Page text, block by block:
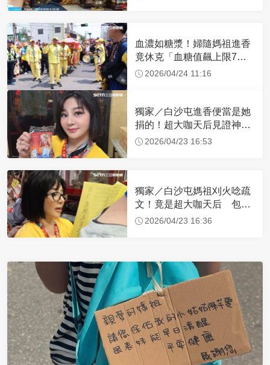
血濃如糖漿！婦隨媽祖進香
竟休克「血糖值飆上限7
倍」 醫曝原因
2026/04/24 11:16
獨家／白沙屯進香便當是她
捐的！超大咖天后見證神
蹟 一靠近媽祖就爆哭
2026/04/23 16:53
獨家／白沙屯媽祖刈火唸疏
文！竟是超大咖天后 包尿
布忍尿5小時不喊累
2026/04/23 16:36